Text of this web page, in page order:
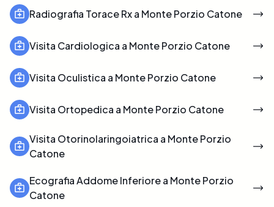
Radiografia Torace Rx a Monte Porzio Catone
Visita Cardiologica a Monte Porzio Catone
Visita Oculistica a Monte Porzio Catone
Visita Ortopedica a Monte Porzio Catone
Visita Otorinolaringoiatrica a Monte Porzio
Catone
Ecografia Addome Inferiore a Monte Porzio
Catone